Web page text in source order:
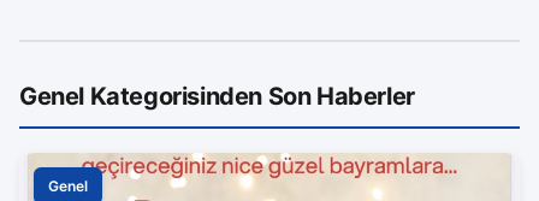
Genel Kategorisinden Son Haberler
Genel